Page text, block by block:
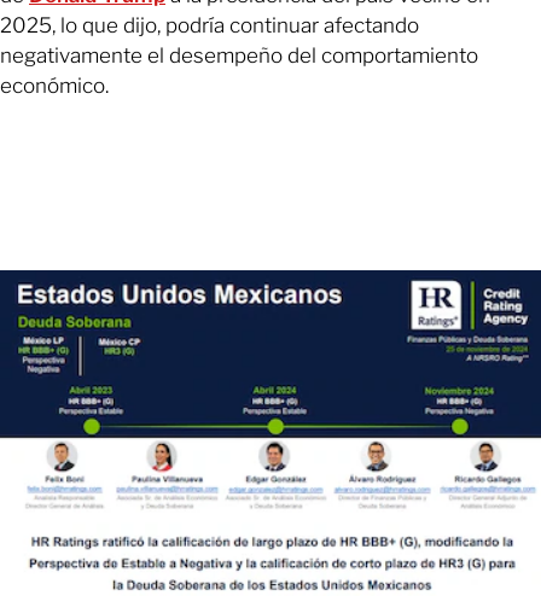
2025, lo que dijo, podría continuar afectando
negativamente el desempeño del comportamiento
económico.